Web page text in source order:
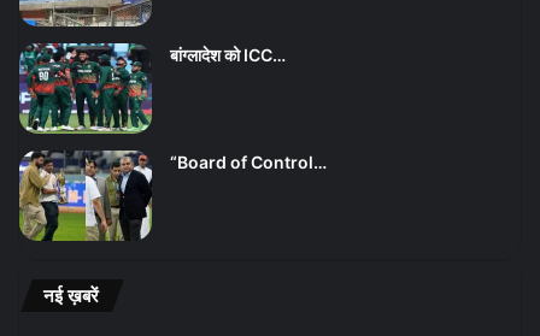
बांग्लादेश को ICC…
“Board of Control…
नई ख़बरें